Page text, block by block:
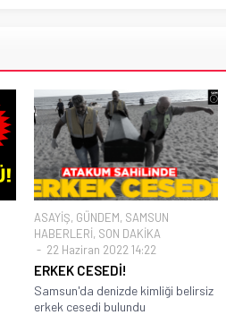
ASAYİŞ, GÜNDEM, SAMSUN
HABERLERİ, SON DAKİKA
22 Haziran 2022 14:22
ERKEK CESEDİ!
Samsun'da denizde kimliği belirsiz
erkek cesedi bulundu